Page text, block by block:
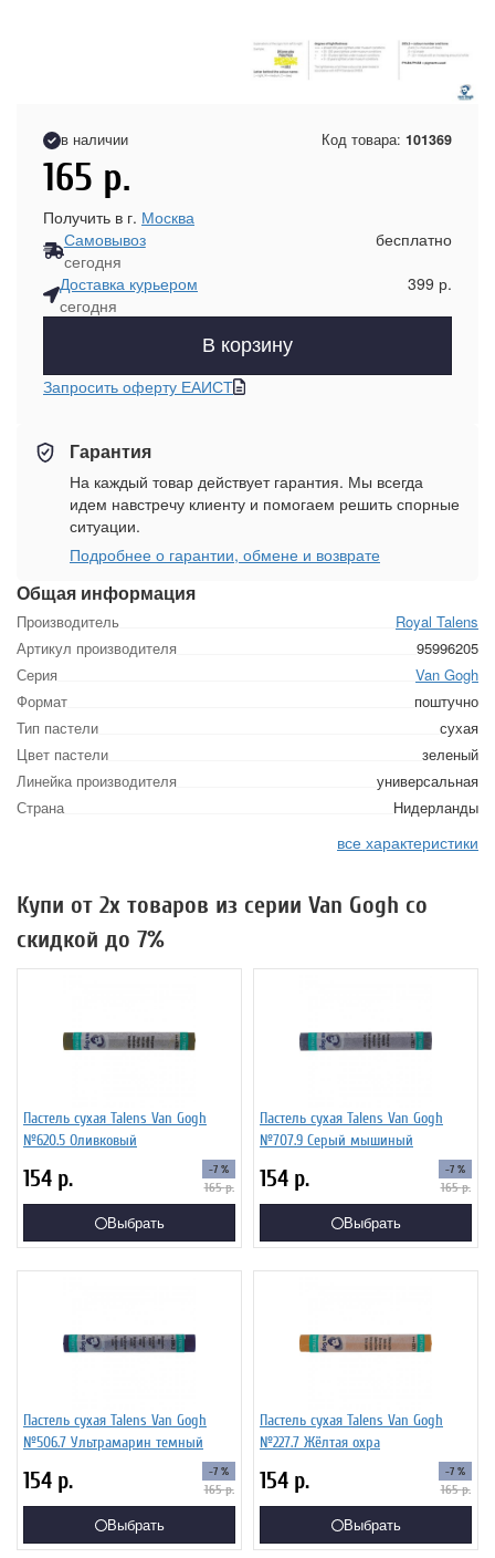
Общая информация
Производитель
Royal Talens
Артикул производителя
95996205
Серия
Van Gogh
Формат
поштучно
Тип пастели
сухая
Цвет пастели
зеленый
Линейка производителя
универсальная
Страна
Нидерланды
все характеристики
в наличии Код товара: 101369
165 р.
Получить в г. Москва
Самовывоз
сегодня
бесплатно
Доставка курьером
сегодня
399 р.
В корзину
Запросить оферту ЕАИСТ
Гарантия
На каждый товар действует гарантия. Мы всегда
идем навстречу клиенту и помогаем решить спорные
ситуации.
Подробнее о гарантии, обмене и возврате
Купи от 2х товаров из серии Van Gogh со
скидкой до 7%
Пастель сухая Talens Van Gogh
№620.5 Оливковый
154 р. -7 %
165р.
Выбрать
Пастель сухая Talens Van Gogh
№707.9 Серый мышиный
154 р. -7 %
165р.
Выбрать
Пастель сухая Talens Van Gogh
№506.7 Ультрамарин темный
154 р. -7 %
165р.
Выбрать
Пастель сухая Talens Van Gogh
№227.7 Жёлтая охра
154 р. -7 %
165р.
Выбрать